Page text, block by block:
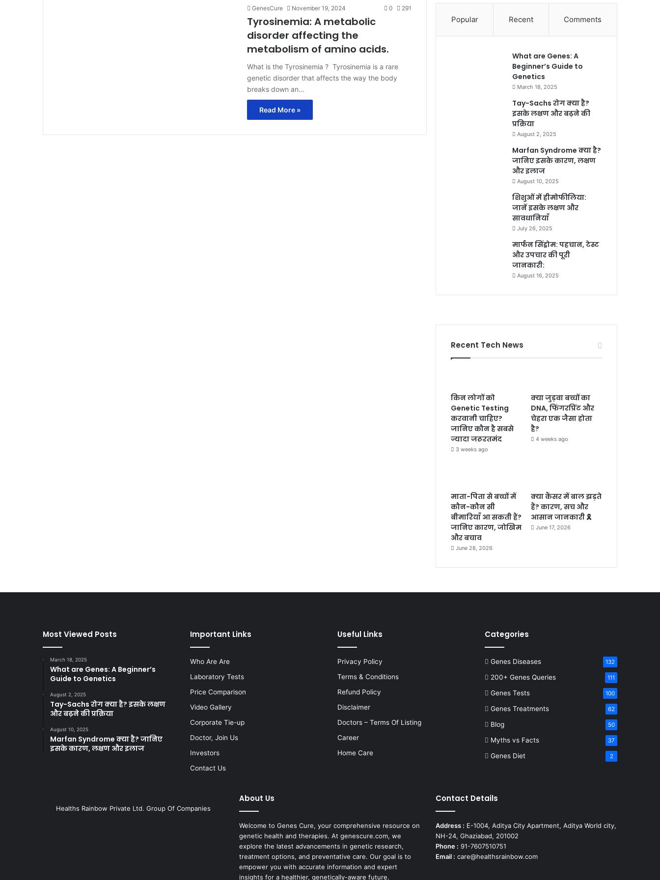
GenesCure November 19, 2024 0 291
Tyrosinemia: A metabolic
disorder affecting the
metabolism of amino acids.
What is the Tyrosinemia ? Tyrosinemia is a rare
genetic disorder that affects the way the body
breaks down an…
Read More »
Popular Recent Comments
What are Genes: A
Beginner’s Guide to
Genetics
March 18, 2025
Tay-Sachs रोग क्या है?
इसके लक्षण और बढ़ने की
प्रक्रिया
August 2, 2025
Marfan Syndrome क्या है?
जानिए इसके कारण, लक्षण
और इलाज
August 10, 2025
शिशुओं में हीमोफीलिया:
जानें इसके लक्षण और
सावधानियाँ
July 26, 2025
मार्फन सिंड्रोम: पहचान, टेस्ट
और उपचार की पूरी
जानकारी:
August 16, 2025
Recent Tech News
किन लोगों को
Genetic Testing
करवानी चाहिए?
जानिए कौन है सबसे
ज्यादा जरूरतमंद
3 weeks ago
क्या जुड़वा बच्चों का
DNA, फिंगरप्रिंट और
चेहरा एक जैसा होता
है?
4 weeks ago
माता-पिता से बच्चों में
कौन-कौन सी
बीमारियाँ आ सकती हैं?
जानिए कारण, जोखिम
और बचाव
June 28, 2026
क्या कैंसर में बाल झड़ते
हैं? कारण, सच और
आसान जानकारी 🎗️
June 17, 2026
Most Viewed Posts
March 18, 2025
What are Genes: A Beginner’s
Guide to Genetics
August 2, 2025
Tay-Sachs रोग क्या है? इसके लक्षण
और बढ़ने की प्रक्रिया
August 10, 2025
Marfan Syndrome क्या है? जानिए
इसके कारण, लक्षण और इलाज
Important Links
Who Are Are
Laboratory Tests
Price Comparison
Video Gallery
Corporate Tie-up
Doctor, Join Us
Investors
Contact Us
Useful Links
Privacy Policy
Terms & Conditions
Refund Policy
Disclaimer
Doctors – Terms Of Listing
Career
Home Care
Categories
Genes Diseases 132
200+ Genes Queries 111
Genes Tests 100
Genes Treatments 62
Blog 50
Myths vs Facts 37
Genes Diet 2
Healths Rainbow Private Ltd. Group Of Companies
About Us
Welcome to Genes Cure, your comprehensive resource on
genetic health and therapies. At genescure.com, we
explore the latest advancements in genetic research,
treatment options, and preventative care. Our goal is to
empower you with accurate information and expert
insights for a healthier, genetically-aware future.
Contact Details
Address : E-1004, Aditya City Apartment, Aditya World city,
NH-24, Ghaziabad, 201002
Phone : 91-7607510751
Email : care@healthsrainbow.com